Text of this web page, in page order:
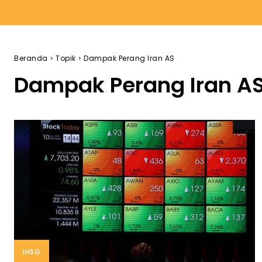
Beranda Topik Dampak Perang Iran AS
Dampak Perang Iran
IHSG